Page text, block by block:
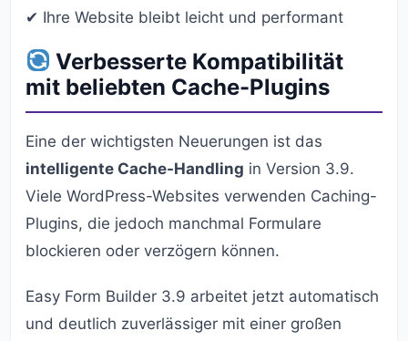
✔ Ihre Website bleibt leicht und performant
Verbesserte Kompatibilität
mit beliebten Cache-Plugins
Eine der wichtigsten Neuerungen ist das
intelligente Cache-Handling in Version 3.9.
Viele WordPress-Websites verwenden Caching-
Plugins, die jedoch manchmal Formulare
blockieren oder verzögern können.
Easy Form Builder 3.9 arbeitet jetzt automatisch
und deutlich zuverlässiger mit einer großen